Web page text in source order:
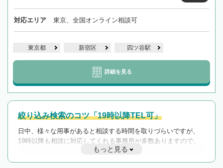
対応エリア 東京、全国オンライン相談可
東京都 新宿区 四ツ谷駅
詳細を見る
絞り込み検索のコツ「19時以降TEL可」
日中、様々な用事があると相談する時間を取りづらいですが、
19時以降も相談に対応してくれる事務所が多数ありますので、
遅い時間の相談が増えそうな場合はそのような事務所に絞り込
んで検索してみましょう。
もっと見る